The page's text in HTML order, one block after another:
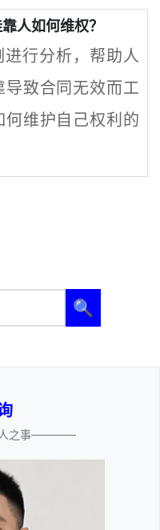
人如何维权？
行分析，帮助人
致合同无效而工
维护自己权利的
🔍
之事————